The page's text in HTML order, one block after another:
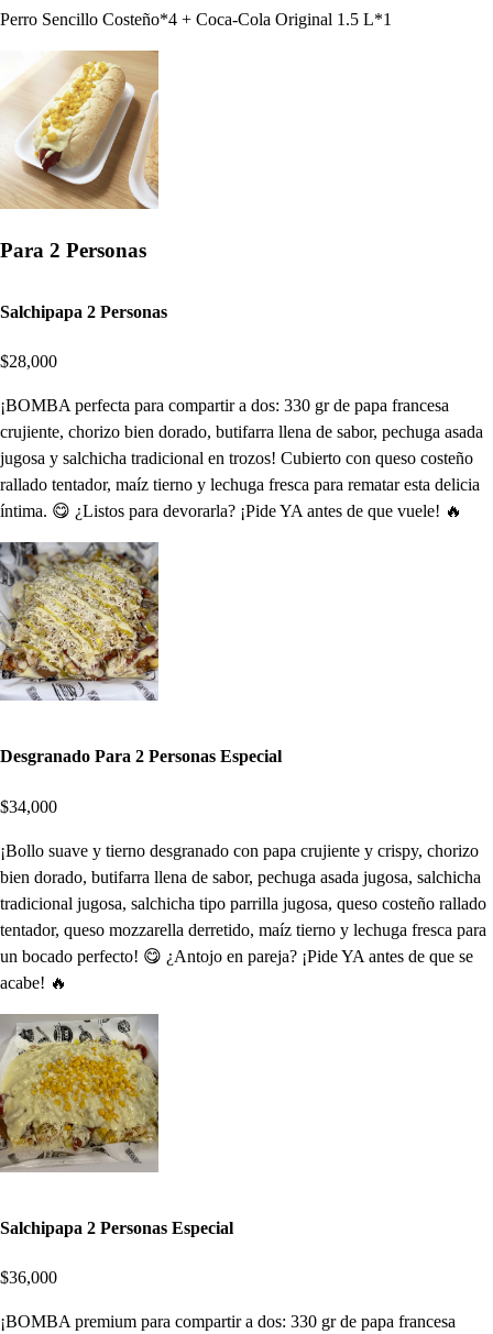
Perro Sencillo Costeño*4 + Coca-Cola Original 1.5 L*1
Para 2 Personas
Salchipapa 2 Personas
$28,000
¡BOMBA perfecta para compartir a dos: 330 gr de papa francesa
crujiente, chorizo bien dorado, butifarra llena de sabor, pechuga asada
jugosa y salchicha tradicional en trozos! Cubierto con queso costeño
rallado tentador, maíz tierno y lechuga fresca para rematar esta delicia
íntima. 😋 ¿Listos para devorarla? ¡Pide YA antes de que vuele! 🔥
Desgranado Para 2 Personas Especial
$34,000
¡Bollo suave y tierno desgranado con papa crujiente y crispy, chorizo
bien dorado, butifarra llena de sabor, pechuga asada jugosa, salchicha
tradicional jugosa, salchicha tipo parrilla jugosa, queso costeño rallado
tentador, queso mozzarella derretido, maíz tierno y lechuga fresca para
un bocado perfecto! 😋 ¿Antojo en pareja? ¡Pide YA antes de que se
acabe! 🔥
Salchipapa 2 Personas Especial
$36,000
¡BOMBA premium para compartir a dos: 330 gr de papa francesa